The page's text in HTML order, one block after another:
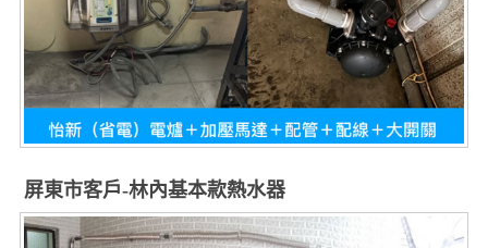
屏東市客戶-林內基本款熱水器